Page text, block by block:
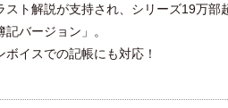
スト解説が支持され、シリーズ19万部
記バージョン」。
ボイスでの記帳にも対応！